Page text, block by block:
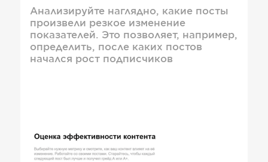
Анализируйте наглядно, какие посты
произвели резкое изменение
показателей. Это позволяет, например,
определить, после каких постов
начался рост подписчиков